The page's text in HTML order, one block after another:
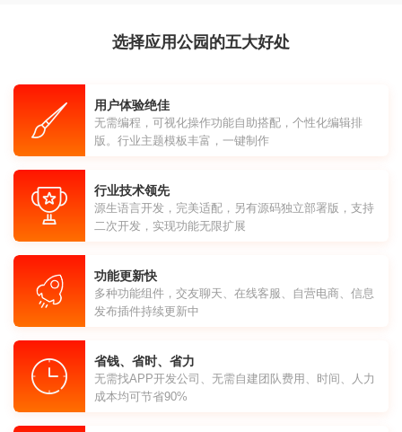
选择应用公园的五大好处
用户体验绝佳
无需编程，可视化操作功能自助搭配，个性化编辑排
版。行业主题模板丰富，一键制作
行业技术领先
源生语言开发，完美适配，另有源码独立部署版，支持
二次开发，实现功能无限扩展
功能更新快
多种功能组件，交友聊天、在线客服、自营电商、信息
发布插件持续更新中
省钱、省时、省力
无需找APP开发公司、无需自建团队费用、时间、人力
成本均可节省90%